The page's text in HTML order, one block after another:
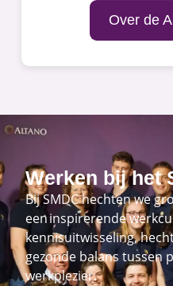
Over de
Werken bij het
Bij SMDC hechten we
een inspirerende
kennisuitwisseling,
gezonde balans tussen
werkplezier.